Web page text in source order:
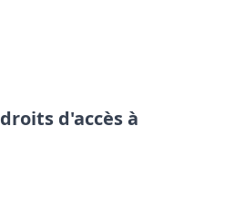
droits d'accès à